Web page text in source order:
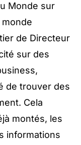
Monde sur
de Directeur
sur des
de trouver des
Cela
montés, les
informations